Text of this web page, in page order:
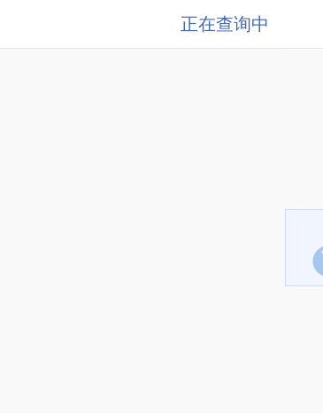
正在查询中